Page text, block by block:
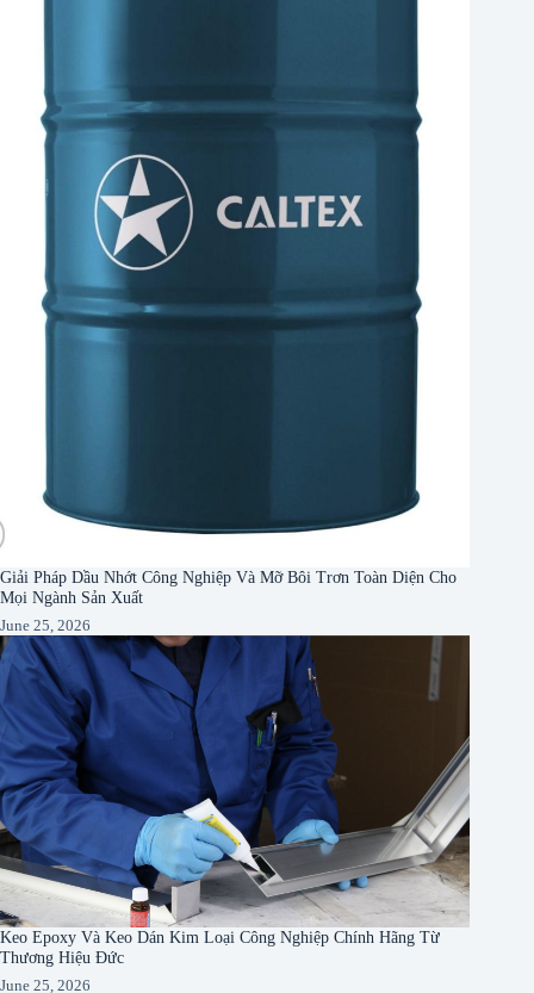
Giải Pháp Dầu Nhớt Công Nghiệp Và Mỡ Bôi Trơn Toàn Diện Cho
Mọi Ngành Sản Xuất
June 25, 2026
Keo Epoxy Và Keo Dán Kim Loại Công Nghiệp Chính Hãng Từ
Thương Hiệu Đức
June 25, 2026